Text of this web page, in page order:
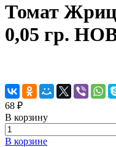
Томат
0,05 гр.
68 ₽
В корзину
В корзине